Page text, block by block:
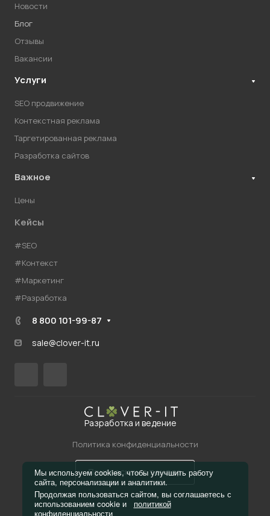
Новости
Блог
Отзывы
Вакансии
Услуги
SEO продвижение
Контекстная реклама
Таргетированная реклама
Разработка сайтов
Важное
Цены
Кейсы
#SEO
#Контекст
#Маркетинг
#Разработка
8 800 101-99-87
sale@clover-it.ru
Пригласить в тендер
Политика конфиденциальности
Разработка и ведение
Мы используем cookies, чтобы улучшить работу
сайта, персонализации и аналитики.
Продолжая пользоваться сайтом, вы соглашаетесь с
использованием cookie и
политикой
конфиденциальности